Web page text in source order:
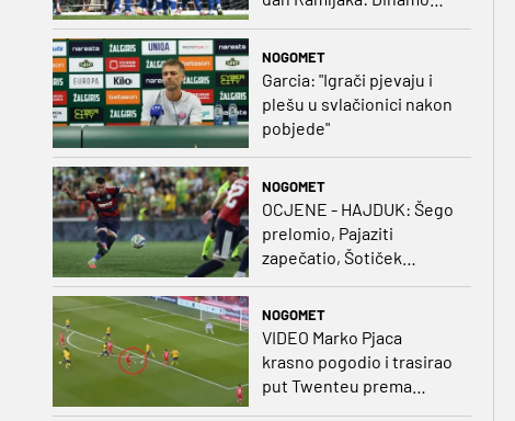
NOGOMET
Garcia: "Igrači pjevaju i
plešu u svlačionici nakon
pobjede"
NOGOMET
OCJENE - HAJDUK: Šego
prelomio, Pajaziti
zapečatio, Šotiček
NOGOMET
VIDEO Marko Pjaca
krasno pogodio i trasirao
put Twenteu prema